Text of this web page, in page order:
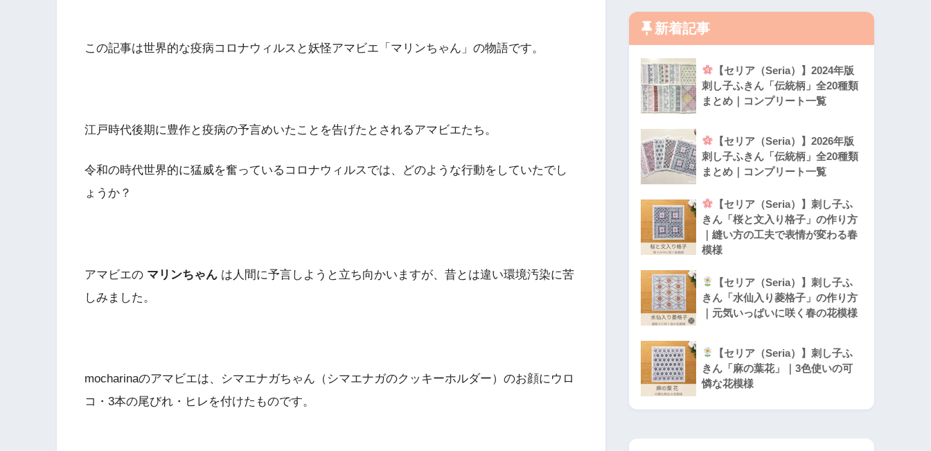
この記事は世界的な疫病コロナウィルスと妖怪アマビエ「マリンちゃん」の物語です。
江戸時代後期に豊作と疫病の予言めいたことを告げたとされるアマビエたち。
令和の時代世界的に猛威を奮っているコロナウィルスでは、どのような行動をしていたでし
ょうか？
アマビエの マリンちゃん は人間に予言しようと立ち向かいますが、昔とは違い環境汚染に苦
しみました。
mocharinaのアマビエは、シマエナガちゃん（シマエナガのクッキーホルダー）のお顔にウロ
コ・3本の尾びれ・ヒレを付けたものです。
新着記事
【セリア（Seria）】2024年版
刺し子ふきん「伝統柄」全20種類
まとめ｜コンプリート一覧
【セリア（Seria）】2026年版
刺し子ふきん「伝統柄」全20種類
まとめ｜コンプリート一覧
【セリア（Seria）】刺し子ふ
きん「桜と文入り格子」の作り方
｜縫い方の工夫で表情が変わる春
模様
【セリア（Seria）】刺し子ふ
きん「水仙入り菱格子」の作り方
｜元気いっぱいに咲く春の花模様
【セリア（Seria）】刺し子ふ
きん「麻の葉花」｜3色使いの可
憐な花模様